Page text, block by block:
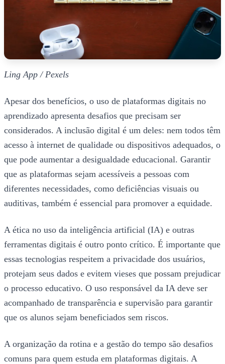
Ling App / Pexels
Apesar dos benefícios, o uso de plataformas digitais no
aprendizado apresenta desafios que precisam ser
considerados. A inclusão digital é um deles: nem todos têm
acesso à internet de qualidade ou dispositivos adequados, o
que pode aumentar a desigualdade educacional. Garantir
que as plataformas sejam acessíveis a pessoas com
diferentes necessidades, como deficiências visuais ou
auditivas, também é essencial para promover a equidade.
A ética no uso da inteligência artificial (IA) e outras
ferramentas digitais é outro ponto crítico. É importante que
essas tecnologias respeitem a privacidade dos usuários,
protejam seus dados e evitem vieses que possam prejudicar
o processo educativo. O uso responsável da IA deve ser
acompanhado de transparência e supervisão para garantir
que os alunos sejam beneficiados sem riscos.
A organização da rotina e a gestão do tempo são desafios
comuns para quem estuda em plataformas digitais. A